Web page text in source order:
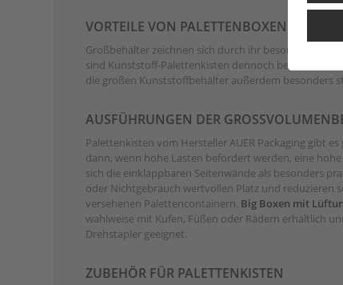
VORTEILE VON PALETTENBOXEN
Großbehälter zeichnen sich durch ihr besonders
sind Kunststoff-Palettenkisten dennoch besonders
die großen Kunststoffbehälter außerdem besonders
AUSFÜHRUNGEN DER
Palettenkisten vom Hersteller AUER Packaging gibt
dann, wenn hohe Lasten befördert werden, eine
sich die einklappbaren Seitenwände als besonders
oder Nichtgebrauch wertvollen Platz und reduzieren
versehenen Palettencontainern. Big Boxen mit
wahlweise mit Kufen, Füßen oder Rädern erhältlich
Drehstapler geeignet.
ZUBEHÖR FÜR PALETTENKISTEN